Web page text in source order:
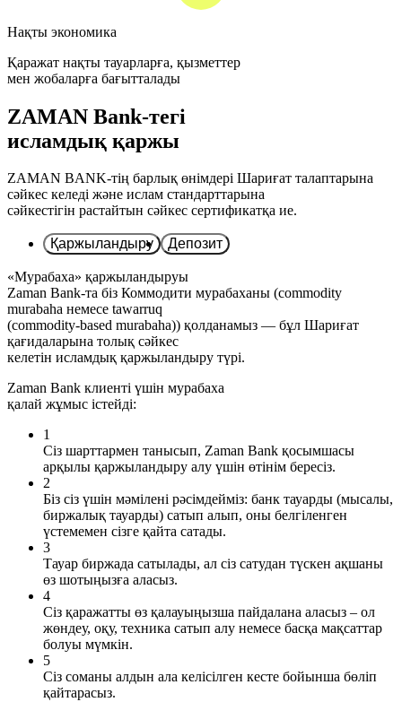
Нақты экономика
Қаражат нақты тауарларға, қызметтер
мен жобаларға бағытталады
ZAMAN Bank-тегі
исламдық қаржы
ZAMAN BANK-тің барлық өнімдері Шариғат талаптарына
сәйкес келеді және ислам стандарттарына
сәйкестігін растайтын сәйкес сертификатқа ие.
Қаржыландыру Депозит
«Мурабаха» қаржыландыруы
Zaman Bank-та біз Коммодити мурабаханы (commodity
murabaha немесе tawarruq
(commodity-based murabaha)) қолданамыз — бұл Шариғат
қағидаларына толық сәйкес
келетін исламдық қаржыландыру түрі.
Zaman Bank клиенті үшін мурабаха
қалай жұмыс істейді:
1
Сіз шарттармен танысып, Zaman Bank қосымшасы
арқылы қаржыландыру алу үшін өтінім бересіз.
2
Біз сіз үшін мәмілені рәсімдейміз: банк тауарды (мысалы,
биржалық тауарды) сатып алып, оны белгіленген
үстемемен сізге қайта сатады.
3
Тауар биржада сатылады, ал сіз сатудан түскен ақшаны
өз шотыңызға аласыз.
4
Сіз қаражатты өз қалауыңызша пайдалана аласыз – ол
жөндеу, оқу, техника сатып алу немесе басқа мақсаттар
болуы мүмкін.
5
Сіз соманы алдын ала келісілген кесте бойынша бөліп
қайтарасыз.